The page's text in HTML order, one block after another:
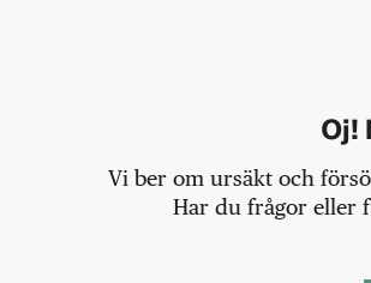
Oj!
Vi ber om ursäkt och
Har du frågor eller